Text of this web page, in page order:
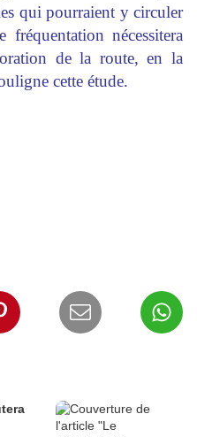
qui pourraient y circuler
nécessitera
de la route, en la
cette étude.